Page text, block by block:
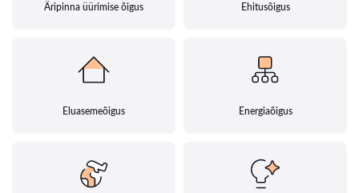
Äripinna üürimise õigus Ehitusõigus
Eluasemeõigus Energiaõigus